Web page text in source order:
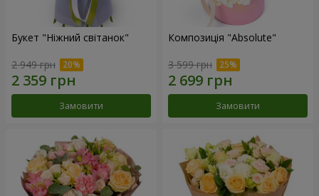
Букет "Ніжний світанок"
2 949 грн
Замовити
Композиція "Absolute"
3 599 грн
Замовити